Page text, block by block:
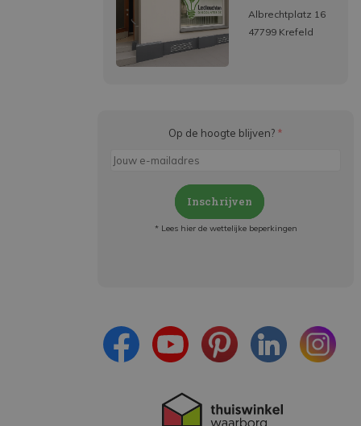
Albrechtplatz 16
47799 Krefeld
Op de hoogte blijven? *
Inschrijven
* Lees hier de wettelijke beperkingen